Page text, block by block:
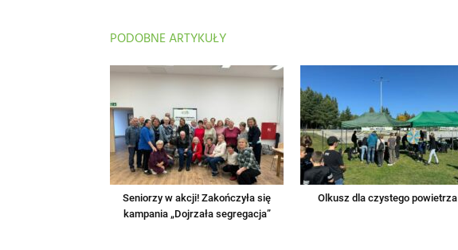
PODOBNE ARTYKUŁY
Seniorzy w akcji! Zakończyła się
kampania „Dojrzała segregacja”
Olkusz dla czystego powietrza